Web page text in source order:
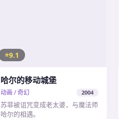
9.1
哈尔的移动城堡
动画 / 奇幻 2004
苏菲被诅咒变成老太婆，与魔法师
哈尔的相遇。